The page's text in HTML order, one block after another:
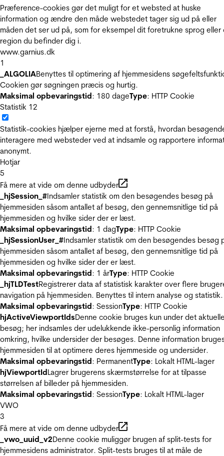
Præference-cookies gør det muligt for et websted at huske
information og ændre den måde webstedet tager sig ud på eller
måden det ser ud på, som for eksempel dit foretrukne sprog eller
region du befinder dig i.
www.garnius.dk
1
_ALGOLIABenyttes til optimering af hjemmesidens
Cookien gør søgningen præcis og hurtig.
Maksimal opbevaringstid: 180 dageType: HTTP Cookie
Statistik 12
Statistik-cookies hjælper ejerne med at forstå, hvordan
interagere med websteder ved at indsamle og rapportere
anonymt.
Hotjar
5
Få mere at vide om denne udbyder
_hjSession_#Indsamler statistik om den besøgendes besøg på
hjemmesiden såsom antallet af besøg, den gennemsnitlige tid på
hjemmesiden og hvilke sider der er læst.
Maksimal opbevaringstid: 1 dagType: HTTP Cookie
_hjSessionUser_#Indsamler statistik om den besøgendes besøg
hjemmesiden såsom antallet af besøg, den gennemsnitlige tid på
hjemmesiden og hvilke sider der er læst.
Maksimal opbevaringstid: 1 årType: HTTP Cookie
_hjTLDTestRegistrerer data af statistisk karakter over flere
navigation på hjemmesiden. Benyttes til intern analyse og statistik.
Maksimal opbevaringstid: SessionType: HTTP Cookie
hjActiveViewportIdsDenne cookie bruges kun under det
besøg; her indsamles der udelukkende ikke-personlig information
omkring, hvilke undersider der besøges. Denne information
hjemmesiden til at optimere deres hjemmeside og undersider.
Maksimal opbevaringstid: PermanentType: Lokalt HTML-lager
hjViewportIdLagrer brugerens skærmstørrelse for at tilpasse
størrelsen af billeder på hjemmesiden.
Maksimal opbevaringstid: SessionType: Lokalt HTML-lager
VWO
3
Få mere at vide om denne udbyder
_vwo_uuid_v2Denne cookie muliggør brugen af split-tests for
hjemmesidens administrator. Split-tests bruges til at måle de